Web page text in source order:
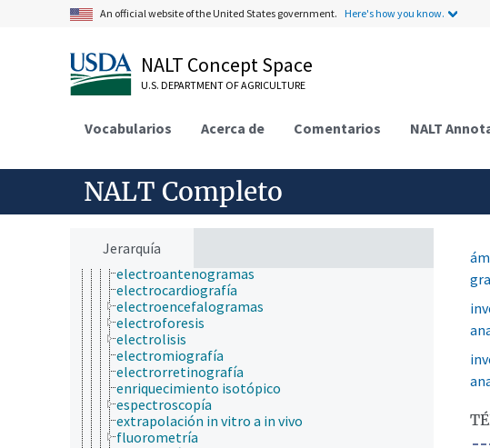
An official website of the United States government. Here's how you know.
NALT Concept Space
U.S. DEPARTMENT OF AGRICULTURE
Vocabularios Acerca de Comentarios NALT
NALT Completo
Jerarquía
análisis espectral
análisis químico
análisis térmico
atrapamiento de espín
citometría de flujo
cromatografía
densitometría
detección electrónica
dielectroforesis
difracción de neutrones
dispersión de rayos X
electroantenogramas
electrocardiografía
electroencefalogramas
electroforesis
electrolisis
electromiografía
electrorretinografía
enriquecimiento isotópico
espectroscopía
extrapolación in vitro a in vivo
fluorometría